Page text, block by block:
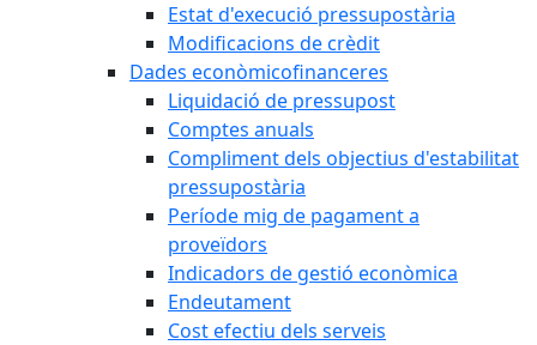
Estat d'execució pressupostària
Modificacions de crèdit
Dades econòmicofinanceres
Liquidació de pressupost
Comptes anuals
Compliment dels objectius d'estabilitat
pressupostària
Període mig de pagament a
proveïdors
Indicadors de gestió econòmica
Endeutament
Cost efectiu dels serveis